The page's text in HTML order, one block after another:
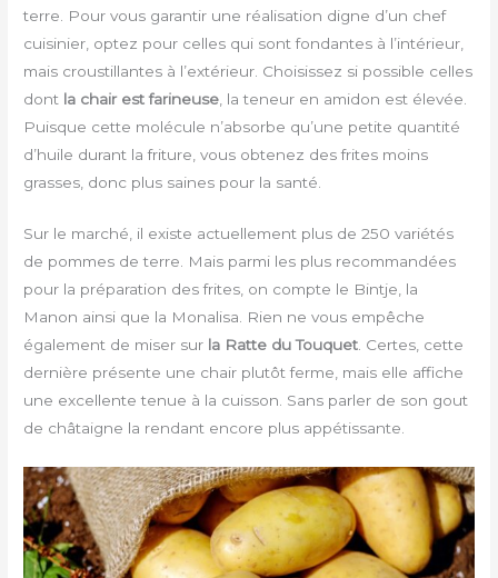
terre. Pour vous garantir une réalisation digne d’un chef
cuisinier, optez pour celles qui sont fondantes à l’intérieur,
mais croustillantes à l’extérieur. Choisissez si possible celles
dont la chair est farineuse , la teneur en amidon est élevée.
Puisque cette molécule n’absorbe qu’une petite quantité
d’huile durant la friture, vous obtenez des frites moins
grasses, donc plus saines pour la santé.
Sur le marché, il existe actuellement plus de 250 variétés
de pommes de terre. Mais parmi les plus recommandées
pour la préparation des frites, on compte le Bintje, la
Manon ainsi que la Monalisa. Rien ne vous empêche
également de miser sur la Ratte du Touquet. Certes, cette
dernière présente une chair plutôt ferme, mais elle affiche
une excellente tenue à la cuisson. Sans parler de son gout
de châtaigne la rendant encore plus appétissante.